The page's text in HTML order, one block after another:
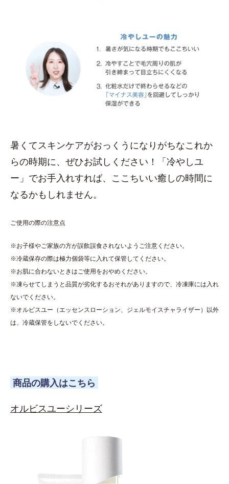
暑くてスキンケアがおっくうになりがちなこれか
らの時期に、ぜひお試しください！「冷やしユ
ー」でお手入れすれば、ここちいい癒しの時間に
なるかもしれません。
ご使用の際の注意点
※お子様やご家族の方が誤飲誤食されないようご注意ください。
※冷蔵保存の際は極力個袋等に入れて保管してください。
※お肌に合わないときはご使用をおやめください。
※凍らせてしまうと品質が劣化するおそれがありますので、冷凍庫には入れ
ないでください。
※オルビスユー（エッセンスローション、ジェルモイスチャライザー）以外
は、冷蔵保管をしないでください。
商品の購入はこちら
オルビスユーシリーズ